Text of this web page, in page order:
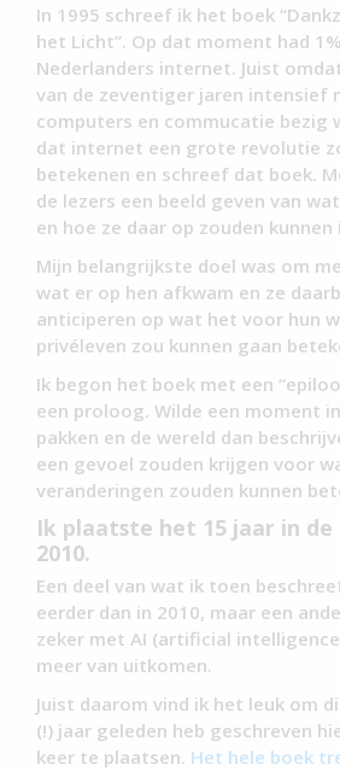
In 1995 schreef ik het boek
het Licht”. Op dat moment had
Nederlanders internet. Juist
van de zeventiger jaren intensief
computers en commucatie bezig
dat internet een grote revolutie
betekenen en schreef dat boek.
de lezers een beeld geven van
en hoe ze daar op zouden kunnen
Mijn belangrijkste doel was om
wat er op hen afkwam en ze
anticiperen op wat het voor hun
privéleven zou kunnen gaan
Ik begon het boek met een
een proloog. Wilde een moment
pakken en de wereld dan
een gevoel zouden krijgen voor
veranderingen zouden kunnen
Ik plaatste het 15 jaar in
2010.
Een deel van wat ik toen
eerder dan in 2010, maar een
zeker met AI (artificial
meer van uitkomen.
Juist daarom vind ik het leuk om
(!) jaar geleden heb geschreven
keer te plaatsen. Het hele boek